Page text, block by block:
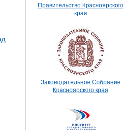
Правительство Красноярского
края
Законодательное Собрание
Красноярского края